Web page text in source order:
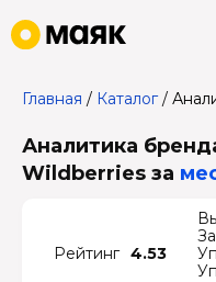
Главная / Каталог/
Аналитика
Wildberries за
Рейтинг 4.53